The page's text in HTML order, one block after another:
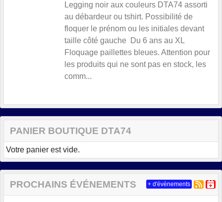
Legging noir aux couleurs DTA74 assorti
au débardeur ou tshirt. Possibilité de
floquer le prénom ou les initiales devant
taille côté gauche Du 6 ans au XL
Floquage paillettes bleues. Attention pour
les produits qui ne sont pas en stock, les
comm...
PANIER BOUTIQUE DTA74
Votre panier est vide.
PROCHAINS ÉVÉNEMENTS + d'évènements